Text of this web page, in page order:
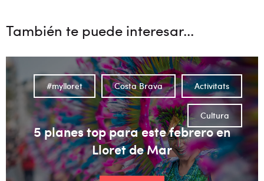
También te puede interesar...
5 planes top para este febrero en
Lloret de Mar
Activitats
Costa Brava
#mylloret
Cultura